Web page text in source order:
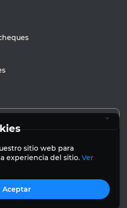
sitio web para
experiencia del sitio. Ver
Aceptar